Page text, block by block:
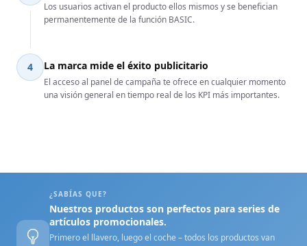
Los usuarios activan el producto ellos mismos y se benefician
permanentemente de la función BASIC.
4 La marca mide el éxito publicitario
El acceso al panel de campaña te ofrece en cualquier momento
una visión general en tiempo real de los KPI más importantes.
¿SABÍAS QUE?
Nuestros productos son perfectos para series de
artículos promocionales.
Primero el llavero, luego el coche – todos los productos van